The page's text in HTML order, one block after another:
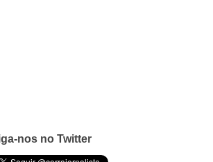
nos no Twitter